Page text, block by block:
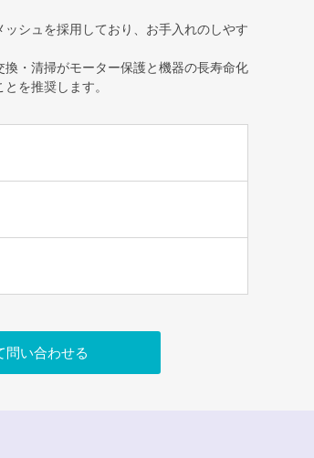
シュを採用しており、お手入れのしやす
・清掃がモーター保護と機器の長寿命化
を推奨します。
問い合わせる